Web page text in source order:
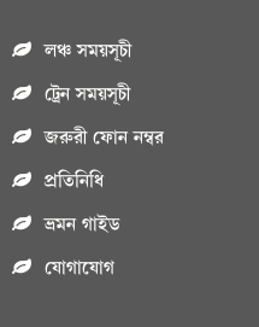
লঞ্চ সময়সূচী
ট্রেন সময়সূচী
জরুরী ফোন নম্বর
প্রতিনিধি
ভ্রমন গাইড
যোগাযোগ